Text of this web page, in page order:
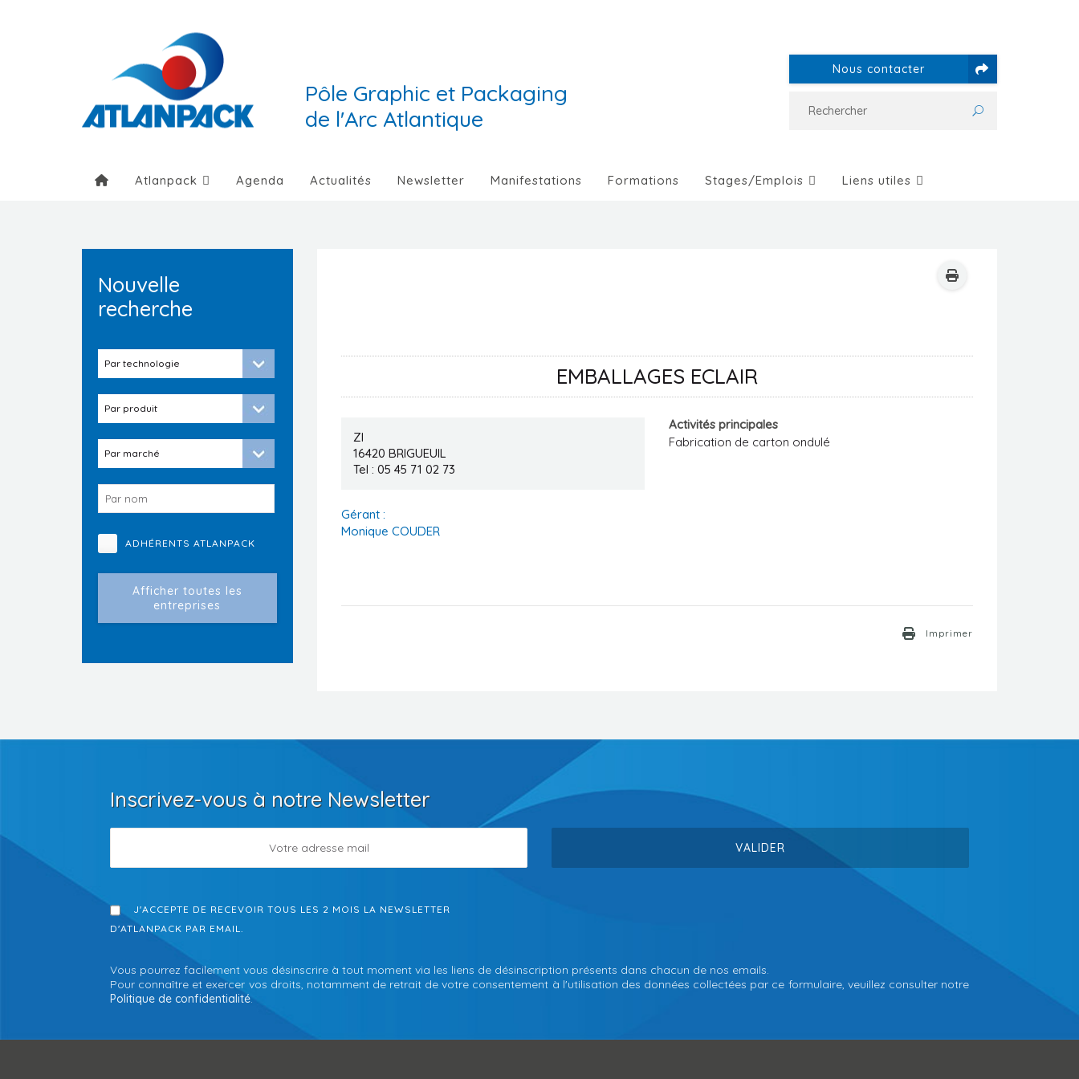
Pôle Graphic et Packaging
de l'Arc Atlantique
Nous contacter
Atlanpack Agenda Actualités Newsletter Manifestations Formations Stages/Emplois Liens utiles
EMBALLAGES ECLAIR
ZI
16420 BRIGUEUIL
Tel : 05 45 71 02 73
Gérant :
Monique COUDER
Activités principales
Fabrication de carton ondulé
Imprimer
Nouvelle
recherche
ADHÉRENTS ATLANPACK
Inscrivez-vous à notre Newsletter
J'ACCEPTE DE RECEVOIR TOUS LES 2 MOIS LA NEWSLETTER
D'ATLANPACK PAR EMAIL.
Vous pourrez facilement vous désinscrire à tout moment via les liens de désinscription présents dans chacun de nos emails.
Pour connaître et exercer vos droits, notamment de retrait de votre consentement à l'utilisation des données collectées par ce formulaire, veuillez consulter notre
Politique de confidentialité.